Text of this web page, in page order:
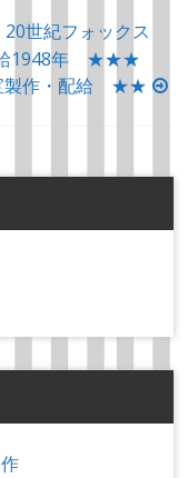
世紀フォックス
給1948年 ★★★
製作・配給 ★★